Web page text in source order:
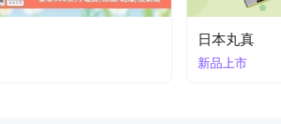
日本丸真
新品上市